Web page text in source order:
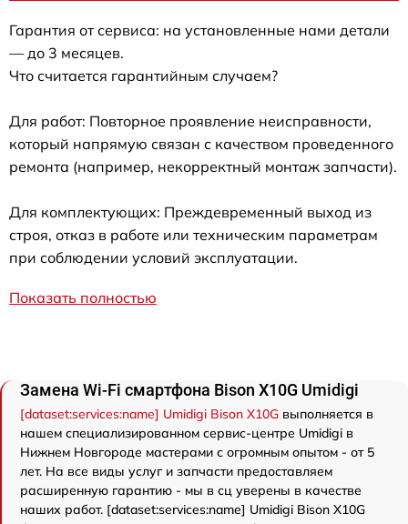
Гарантия от сервиса: на установленные нами детали
— до 3 месяцев.
Что считается гарантийным случаем?
Для работ: Повторное проявление неисправности,
который напрямую связан с качеством проведенного
ремонта (например, некорректный монтаж запчасти).
Для комплектующих: Преждевременный выход из
строя, отказ в работе или техническим параметрам
при соблюдении условий эксплуатации.
Показать полностью
Замена Wi-Fi смартфона Bison X10G Umidigi
[dataset:services:name] Umidigi Bison X10G выполняется в
нашем специализированном сервис-центре Umidigi в
Нижнем Новгороде мастерами с огромным опытом - от 5
лет. На все виды услуг и запчасти предоставляем
расширенную гарантию - мы в сц уверены в качестве
наших работ. [dataset:services:name] Umidigi Bison X10G